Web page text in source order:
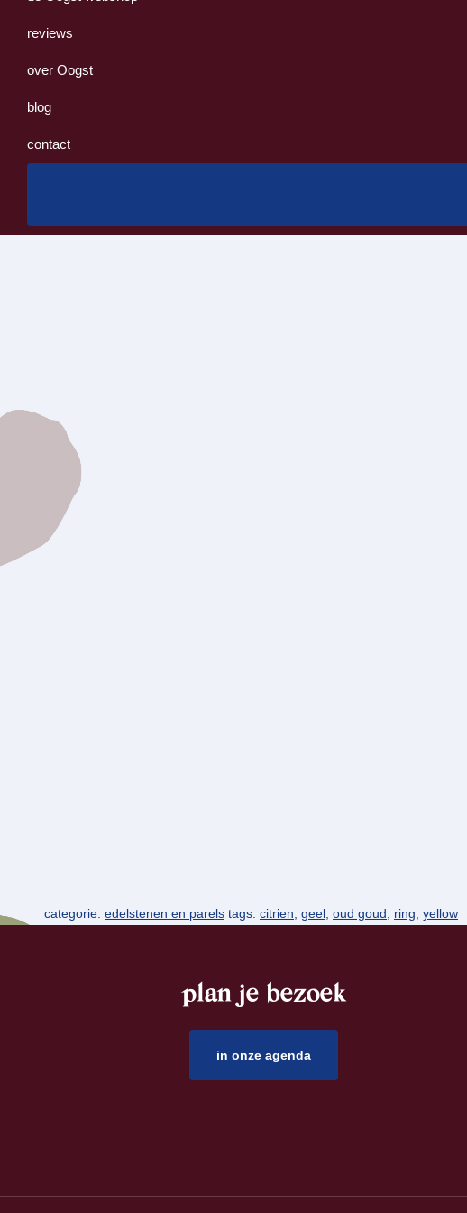
reviews
over Oogst
blog
contact
categorie: edelstenen en parels tags: citrien, geel, oud goud, ring, yellow
plan je bezoek
in onze agenda